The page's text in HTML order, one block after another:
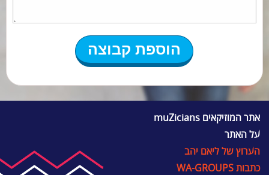
אתר המוזיקאים muZicians
על האתר
הערוץ של ליאם יהב
כתבות WA-GROUPS